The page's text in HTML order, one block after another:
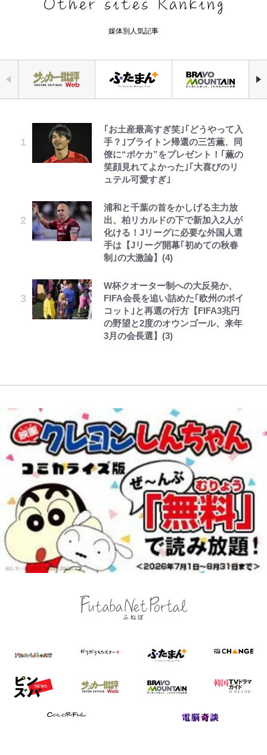
媒体別人気記事
｢お土産最高すぎ笑｣｢どうやって入
手？｣ブライトン帰還の三笘薫、同
僚に“ポケカ”をプレゼント！｢薫の
笑顔見れてよかった｣｢大喜びのリ
ュテル可愛すぎ｣
浦和と千葉の首をかしげる主力放
出、柏リカルドの下で新加入2人が
化ける！Jリーグに必要な外国人選
手は【Jリーグ開幕｢初めての秋春
制｣の大激論】(4)
W杯クオーター制への大反発か、
FIFA会長を追い詰めた｢欧州のボイ
コット｣と再選の行方【FIFA3兆円
の野望と2度のオウンゴール、来年
3月の会長選】(3)
ファミマと『VIVANT』第2シーズ
ンのコラボがスタート！ “別班饅
頭”や限定グッズ登場にファン感激
「これは買うしかない！」
できそうな「意味深な表紙連載」
「神」エネルの月での展開に、元王
下七武海の謎めいた過去も…
南や和也だけじゃない！『タッチ』
た人物たち」
荒々しい「火山帯」の一端にいるこ
とを体感！ 登頂約10分でも大迫力
「吾妻小富士」火口を1周する「1
時間半ハイキング」パノラマ絶景レ
ポ【福島県福島市】
アユは「怒らせて掛ける」魚だっ
た！ ルアーを追わせて釣りあげる
「アユイング」のオリジナリティ＆
おもしろさを知る
リング」での「NGパッキング」7
選！ 安全＆快適につながる「荷物
の順序や位置」積載のコツとは？
「実体験レポ」
元衆院議員・山尾志桜里が語る誹謗
中傷動画…「計り知れない」切り抜
き落選運動の影響と今語る「保育園
落ちた日本死ね」
か…高級ブランドをやめ等身大の自
分を表現する現在「ちゃんとおじい
ちゃんに」
誹謗中傷も「『そうせざるを得ない
SNSのバッシングにも向き合う理
由と独自メンタル術
公式-婚約破棄されたのでお掃除メ
イドになったら笑わない貴公子様に
溺愛されました 第27話(3)
公式-苦節四年、理想の聖女を演じ
国は捨て“白魔導士”となり旅に出
る~ 第12話(1)
公式-だって、あなたが浮気をした
から 第9話(1)
「危ない」「やめて」第1子妊娠中
の田中みな実、ゴリゴリヒール着用
に心配の声…ザックリ衣装にも意見
続々
増」130㎏ボディに驚きと心配 過
去の「めちゃ美人」写真も再び
趣里「ショック」初めて語った“重
い意味” 三山凌輝「無反省メー
も
浅草は日本の心だゾ
とうちゃんが出世するゾ
ボンジュールでポンジュースだゾ
空の轍と大地の雲と 第1回
第3回 出版までの道のり・その2
レビュー『仮面家族』悠木シュン・
著